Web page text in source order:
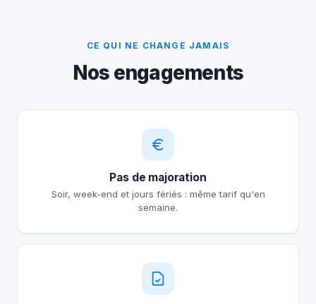
CE QUI NE CHANGE JAMAIS
Nos engagements
Pas de majoration
Soir, week-end et jours fériés : même tarif qu'en
semaine.